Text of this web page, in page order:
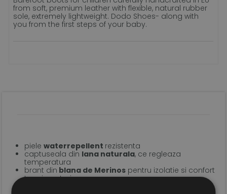
from soft, premium leather with flexible, natural rubber
sole, extremely lightweight. Dodo Shoes- along with
you from the first steps of your baby.
pielewaterrepellent rezistenta
captuseala din lana naturala, ce regleaza
temperatura
brant din blana de Merinos pentru izolatie si confort
termic optmim